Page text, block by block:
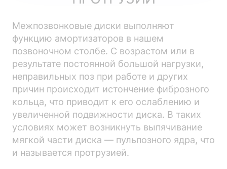
Межпозвонковые диски выполняют
функцию амортизаторов в нашем
позвоночном столбе. С возрастом или в
результате постоянной большой нагрузки,
неправильных поз при работе и других
причин происходит истончение фиброзного
кольца, что приводит к его ослаблению и
увеличенной подвижности диска. В таких
условиях может возникнуть выпячивание
мягкой части диска — пульпозного ядра, что
и называется протрузией.